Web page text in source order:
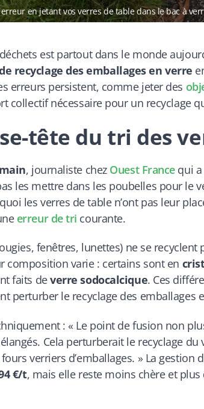
en jetant vos verres de table dans le bac à
est partout dans le monde
recyclage des emballages en verre
erreurs persistent, comme jeter des
collectif nécessaire pour un recyclage
tête du tri des
, journaliste chez Ouest Francequi a
les mettre dans les poubelles pour le
les verres de table n’ont pas leur
erreur de tri courante.
fenêtres, lunettes) ne se
composition varie : certains sont en
faits deverre sodocalcique. Ces
perturber le recyclage des emballages
: « Le point de fusion non
Cela perturberait le recyclage du
verriers d’emballages. » La gestion
€/t, mais elle reste moins chère et